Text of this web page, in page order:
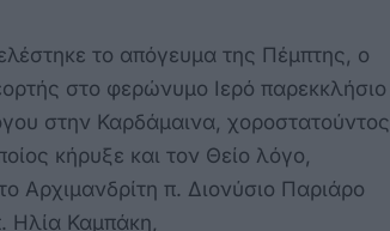
το απόγευμα της Πέμπτης, ο
στο φερώνυμο Ιερό παρεκκλήσιο
στην Καρδάμαινα, χοροστατούντος
κήρυξε και τον Θείο λόγο,
Αρχιμανδρίτη π. Διονύσιο Παριάρο
Ηλία Καμπάκη,